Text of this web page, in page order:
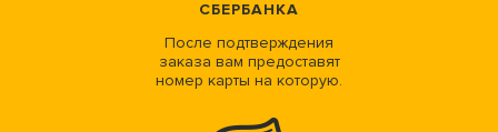
СБЕРБАНКА
После подтверждения
заказа вам предоставят
номер карты на которую.